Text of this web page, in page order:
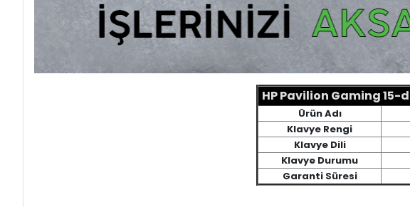
HP Pavilion Gaming
Ürün Adı
Klavye Rengi
Klavye Dili
Klavye Durumu
Garanti Süresi